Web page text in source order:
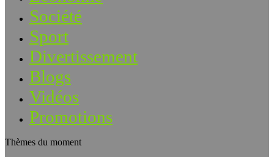
Société
Sport
Divertissement
Blogs
Vidéos
Promotions
Thèmes du moment